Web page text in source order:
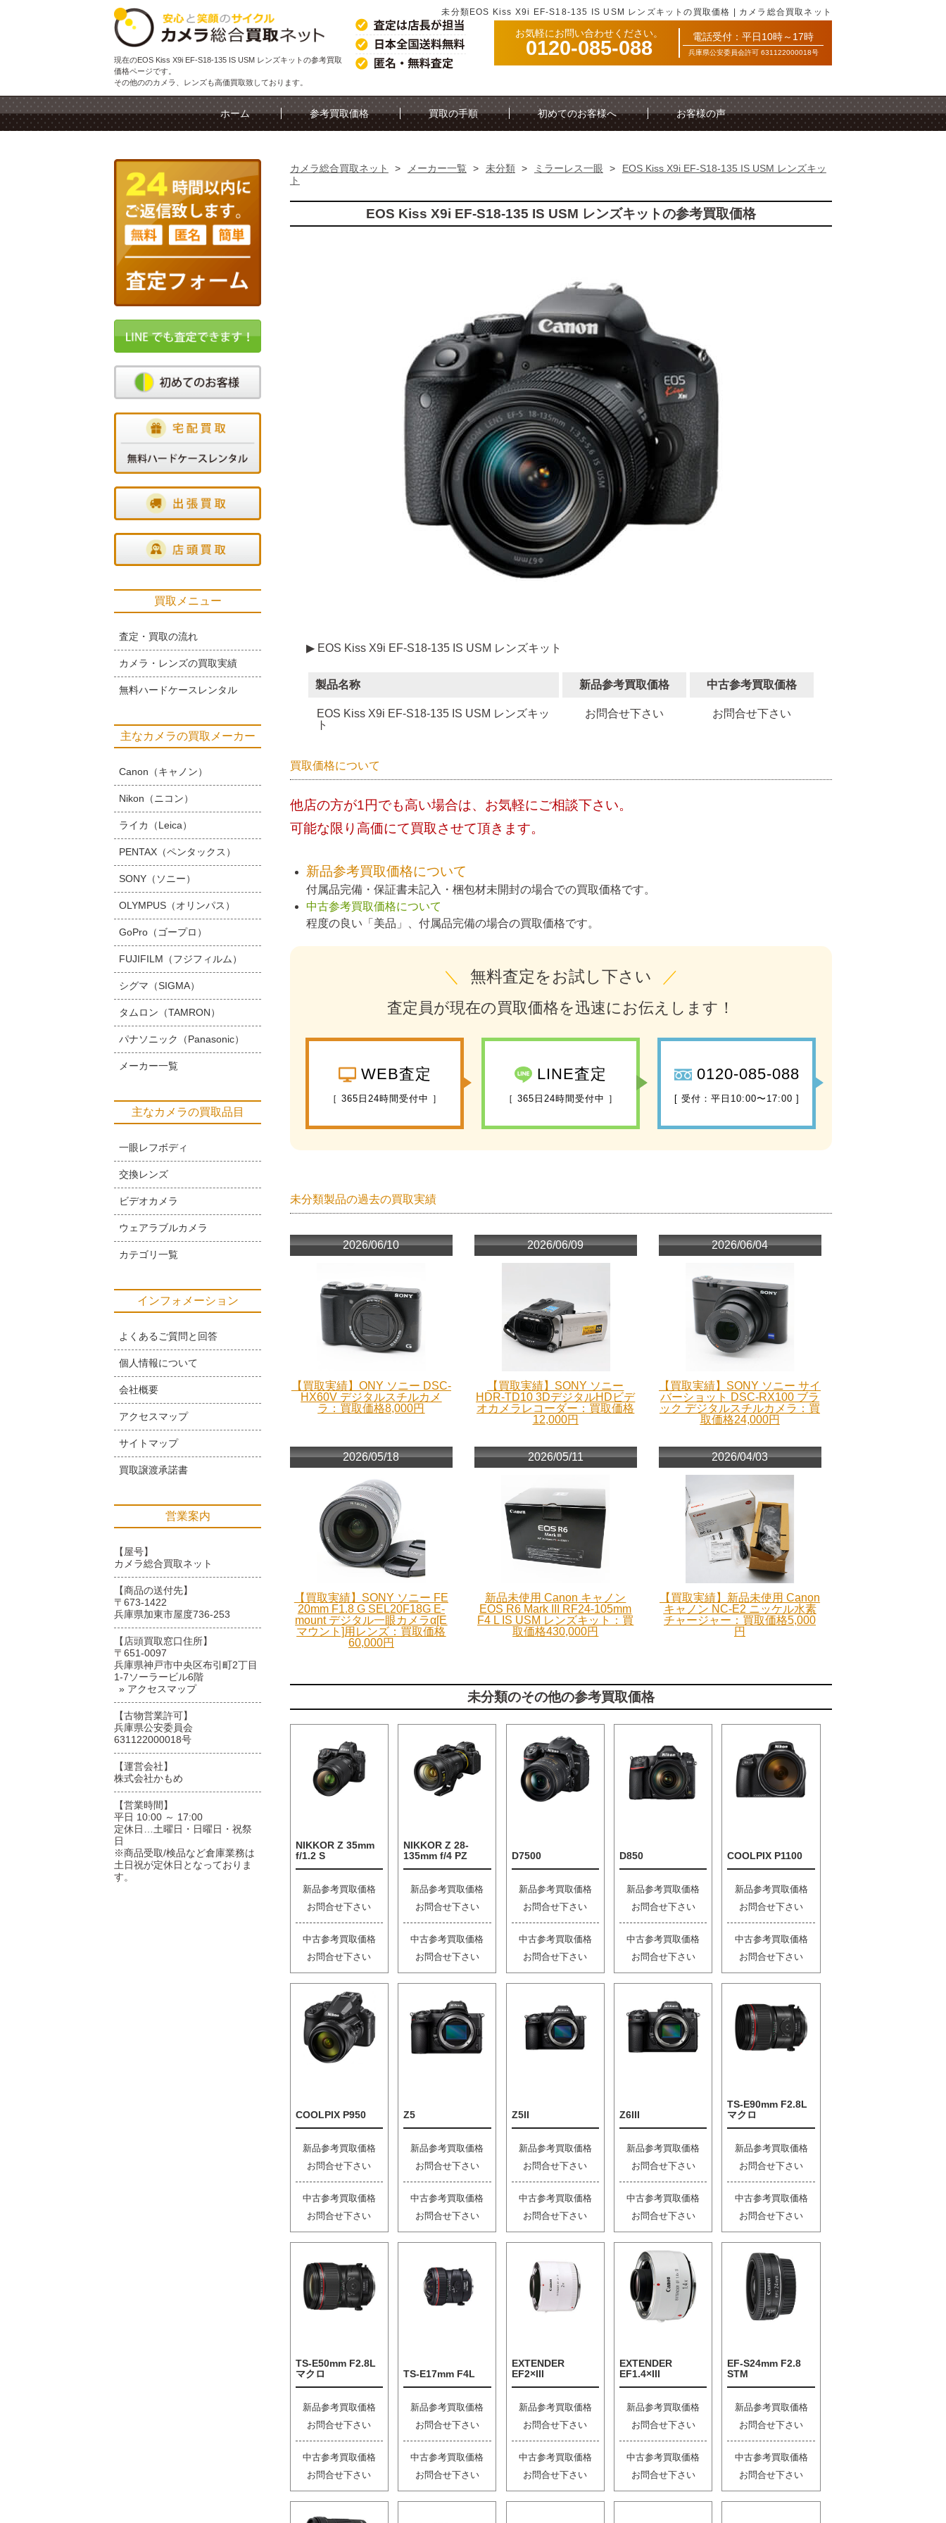
未分類EOS Kiss X9i EF-S18-135 IS USM レンズキットの買取価格 | カメラ総合買取ネット
現在のEOS Kiss X9i EF-S18-135 IS USM レンズキットの参考買取
価格ページです。
その他ののカメラ、レンズも高価買取致しております。
お気軽にお問い合わせください。
0120-085-088 電話受付：平日10時～17時
兵庫県公安委員会許可 631122000018号
ホーム 参考買取価格 買取の手順 初めてのお客様へ お客様の声
カメラ総合買取ネット > メーカー一覧 > 未分類 > ミラーレス一眼 >
EOS Kiss X9i EF-S18-135 IS USM レンズキッ
ト
EOS Kiss X9i EF-S18-135 IS USM レンズキットの参考買取価格
▶ EOS Kiss X9i EF-S18-135 IS USM レンズキット
製品名称 新品参考買取価格 中古参考買取価格
EOS Kiss X9i EF-S18-135 IS USM レンズキッ
ト
お問合せ下さい お問合せ下さい
買取価格について
他店の方が1円でも高い場合は、お気軽にご相談下さい。
可能な限り高価にて買取させて頂きます。
新品参考買取価格について
付属品完備・保証書未記入・梱包材未開封の場合での買取価格です。
中古参考買取価格について
程度の良い「美品」、付属品完備の場合の買取価格です。
＼ 無料査定をお試し下さい ／
査定員が現在の買取価格を迅速にお伝えします！
WEB査定
［ 365日24時間受付中 ］
LINE査定
［ 365日24時間受付中 ］
0120-085-088
[ 受付：平日10:00〜17:00 ]
未分類製品の過去の買取実績
2026/06/10
【買取実績】ONY ソニー DSC-
HX60V デジタルスチルカメ
ラ：買取価格8,000円
2026/06/09
【買取実績】SONY ソニー
HDR-TD10 3DデジタルHDビデ
オカメラレコーダー：買取価格
12,000円
2026/06/04
【買取実績】SONY ソニー サイ
バーショット DSC-RX100 ブラ
ック デジタルスチルカメラ：買
取価格24,000円
2026/05/18
【買取実績】SONY ソニー FE
20mm F1.8 G SEL20F18G E-
mount デジタル一眼カメラα[E
マウント]用レンズ：買取価格
60,000円
2026/05/11
新品未使用 Canon キャノン
EOS R6 Mark III RF24-105mm
F4 L IS USM レンズキット：買
取価格430,000円
2026/04/03
【買取実績】新品未使用 Canon
キャノン NC-E2 ニッケル水素
チャージャー：買取価格5,000
円
未分類のその他の参考買取価格
NIKKOR Z 35mm
f/1.2 S
新品参考買取価格
お問合せ下さい
中古参考買取価格
お問合せ下さい
NIKKOR Z 28-
135mm f/4 PZ
新品参考買取価格
お問合せ下さい
中古参考買取価格
お問合せ下さい
D7500
新品参考買取価格
お問合せ下さい
中古参考買取価格
お問合せ下さい
D850
新品参考買取価格
お問合せ下さい
中古参考買取価格
お問合せ下さい
COOLPIX P1100
新品参考買取価格
お問合せ下さい
中古参考買取価格
お問合せ下さい
COOLPIX P950
新品参考買取価格
お問合せ下さい
中古参考買取価格
お問合せ下さい
Z5
新品参考買取価格
お問合せ下さい
中古参考買取価格
お問合せ下さい
Z5II
新品参考買取価格
お問合せ下さい
中古参考買取価格
お問合せ下さい
Z6III
新品参考買取価格
お問合せ下さい
中古参考買取価格
お問合せ下さい
TS-E90mm F2.8L
マクロ
新品参考買取価格
お問合せ下さい
中古参考買取価格
お問合せ下さい
TS-E50mm F2.8L
マクロ
新品参考買取価格
お問合せ下さい
中古参考買取価格
お問合せ下さい
TS-E17mm F4L
新品参考買取価格
お問合せ下さい
中古参考買取価格
お問合せ下さい
EXTENDER
EF2×III
新品参考買取価格
お問合せ下さい
中古参考買取価格
お問合せ下さい
EXTENDER
EF1.4×III
新品参考買取価格
お問合せ下さい
中古参考買取価格
お問合せ下さい
EF-S24mm F2.8
STM
新品参考買取価格
お問合せ下さい
中古参考買取価格
お問合せ下さい
買取メニュー
査定・買取の流れ
カメラ・レンズの買取実績
無料ハードケースレンタル
主なカメラの買取メーカー
Canon（キャノン）
Nikon（ニコン）
ライカ（Leica）
PENTAX（ペンタックス）
SONY（ソニー）
OLYMPUS（オリンパス）
GoPro（ゴープロ）
FUJIFILM（フジフィルム）
シグマ（SIGMA）
タムロン（TAMRON）
パナソニック（Panasonic）
メーカー一覧
主なカメラの買取品目
一眼レフボディ
交換レンズ
ビデオカメラ
ウェアラブルカメラ
カテゴリ一覧
インフォメーション
よくあるご質問と回答
個人情報について
会社概要
アクセスマップ
サイトマップ
買取譲渡承諾書
営業案内
【屋号】
カメラ総合買取ネット
【商品の送付先】
〒673-1422
兵庫県加東市屋度736-253
【店頭買取窓口住所】
〒651-0097
兵庫県神戸市中央区布引町2丁目
1-7ソーラービル6階
» アクセスマップ
【古物営業許可】
兵庫県公安委員会
631122000018号
【運営会社】
株式会社かもめ
【営業時間】
平日 10:00 ～ 17:00
定休日…土曜日・日曜日・祝祭
日
※商品受取/検品など倉庫業務は
土日祝が定休日となっておりま
す。